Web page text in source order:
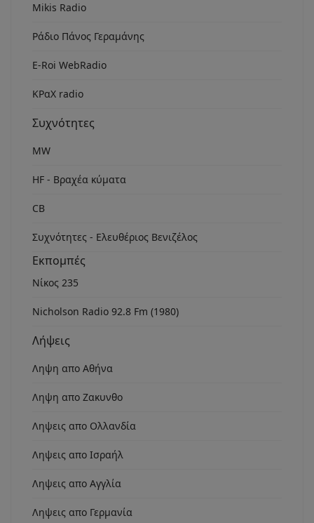
Mikis Radio
Ράδιο Πάνος Γεραμάνης
Ε-Roi WebRadio
ΚΡαΧ radio
Συχνότητες
MW
HF - Βραχέα κύματα
CB
Συχνότητες - Ελευθέριος Βενιζέλος
Εκπομπές
Νίκος 235
Nicholson Radio 92.8 Fm (1980)
Λήψεις
Ληψη απο Αθήνα
Ληψη απο Ζακυνθο
Ληψεις απο Ολλανδία
Ληψεις απο Ισραήλ
Ληψεις απο Αγγλία
Ληψεις απο Γερμανία